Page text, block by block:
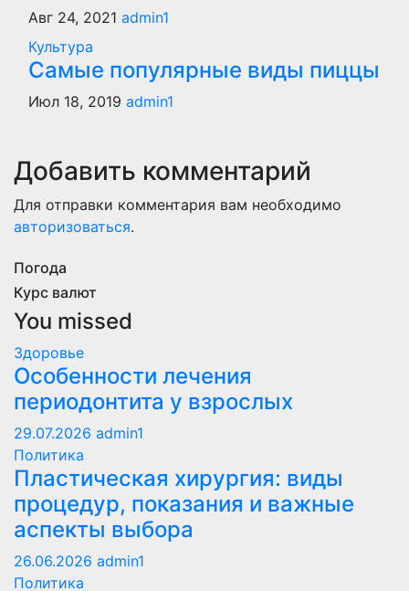
Авг 24, 2021 admin1
Культура
Самые популярные виды пиццы
Июл 18, 2019 admin1
Добавить комментарий
Для отправки комментария вам необходимо
авторизоваться.
Погода
Курс валют
You missed
Здоровье
Особенности лечения
периодонтита у взрослых
29.07.2026 admin1
Политика
Пластическая хирургия: виды
процедур, показания и важные
аспекты выбора
26.06.2026 admin1
Политика